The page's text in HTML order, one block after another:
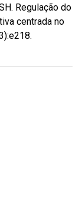
Regulação do
centrada no